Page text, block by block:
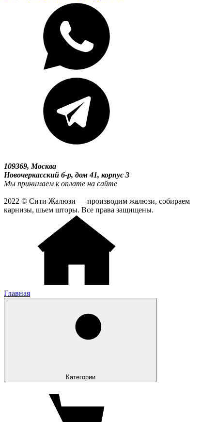
109369, Москва
Новочеркасский б-р, дом 41, корпус 3
Мы принимаем к оплате на сайте
2022 © Сити Жалюзи — производим жалюзи, собираем
карнизы, шьем шторы. Все права защищены.
Главная
Категории